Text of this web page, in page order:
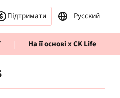
Підтримати Русский
На її основі x CK Life